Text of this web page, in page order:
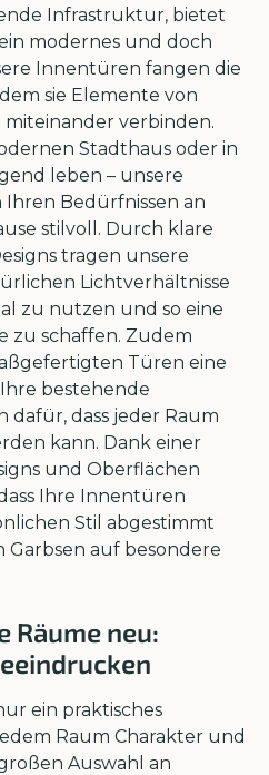
Infrastruktur, bietet
modernes und doch
Innentüren fangen die
sie Elemente von
verbinden.
Stadthaus oder in
leben – unsere
Bedürfnissen an
stilvoll. Durch klare
tragen unsere
Lichtverhältnisse
zu nutzen und so eine
zu schaffen. Zudem
Türen eine
bestehende
dass jeder Raum
kann. Dank einer
und Oberflächen
Ihre Innentüren
Stil abgestimmt
Garbsen auf besondere
Räume neu:
ein praktisches
Raum Charakter und
Auswahl an